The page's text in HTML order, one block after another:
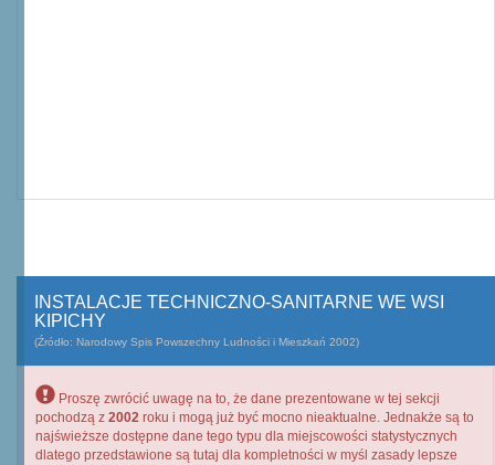
INSTALACJE TECHNICZNO-SANITARNE WE WSI
KIPICHY
(Źródło: Narodowy Spis Powszechny Ludności i Mieszkań 2002)
Proszę zwrócić uwagę na to, że dane prezentowane w tej sekcji
pochodzą z 2002 roku i mogą już być mocno nieaktualne. Jednakże są to
najświeższe dostępne dane tego typu dla miejscowości statystycznych
dlatego przedstawione są tutaj dla kompletności w myśl zasady lepsze